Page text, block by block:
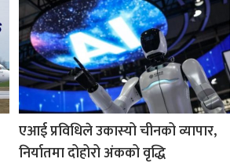
एआई प्रविधिले उकास्यो चीनको व्यापार,
निर्यातमा दोहोरो अंकको वृद्धि